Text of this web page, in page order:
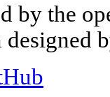
by the
designed